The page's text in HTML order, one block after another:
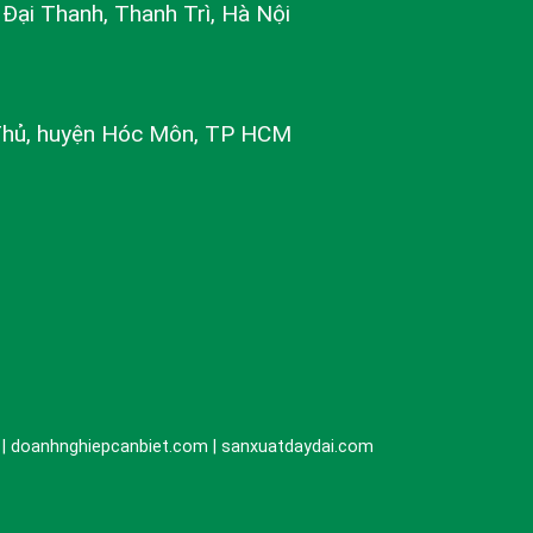
Thanh, Thanh Trì, Hà Nội
huyện Hóc Môn, TP HCM
doanhnghiepcanbiet.com | sanxuatdaydai.com